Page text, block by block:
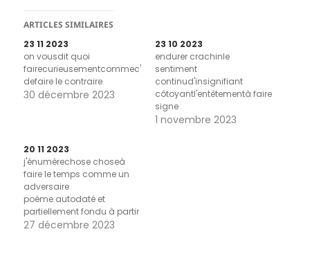
ARTICLES SIMILAIRES
23 11 2023
on vousdit quoi
fairecurieusementcommec'estdoux
defaire le contraire
30 décembre 2023
23 10 2023
endurer crachinle
sentiment
continud'insignifiant
côtoyantl'entêtementà faire
signe
1 novembre 2023
20 11 2023
j'énumèrechose choseà
faire le temps comme un
adversaire
poème autodaté et
partiellement fondu à partir
de mon journal du 20
27 décembre 2023